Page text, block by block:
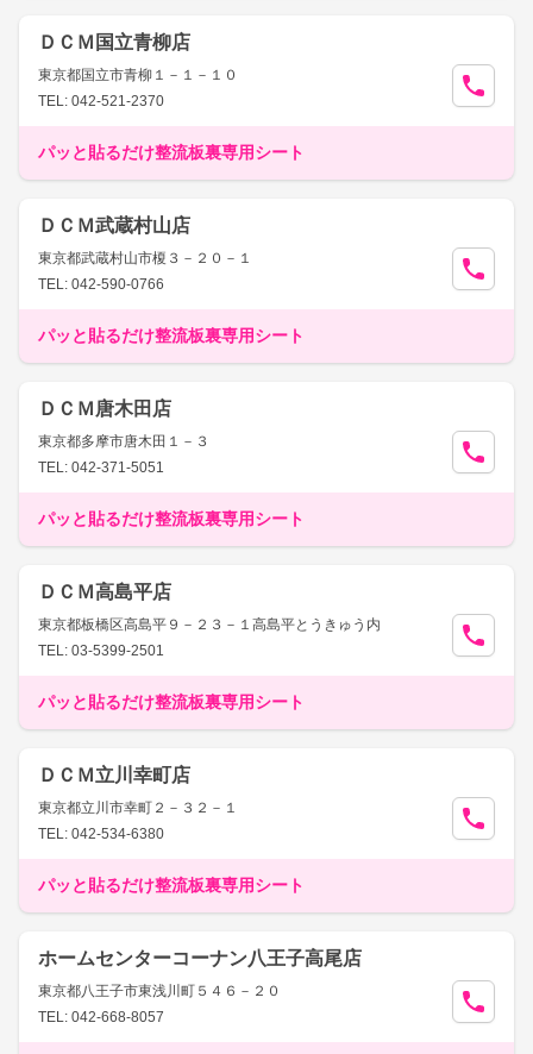
ＤＣＭ国立青柳店
東京都国立市青柳１－１－１０
TEL: 042-521-2370
パッと貼るだけ整流板裏専用シート
ＤＣＭ武蔵村山店
東京都武蔵村山市榎３－２０－１
TEL: 042-590-0766
パッと貼るだけ整流板裏専用シート
ＤＣＭ唐木田店
東京都多摩市唐木田１－３
TEL: 042-371-5051
パッと貼るだけ整流板裏専用シート
ＤＣＭ高島平店
東京都板橋区高島平９－２３－１高島平とうきゅう内
TEL: 03-5399-2501
パッと貼るだけ整流板裏専用シート
ＤＣＭ立川幸町店
東京都立川市幸町２－３２－１
TEL: 042-534-6380
パッと貼るだけ整流板裏専用シート
ホームセンターコーナン八王子高尾店
東京都八王子市東浅川町５４６－２０
TEL: 042-668-8057